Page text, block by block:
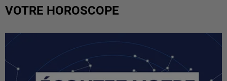
VOTRE HOROSCOPE